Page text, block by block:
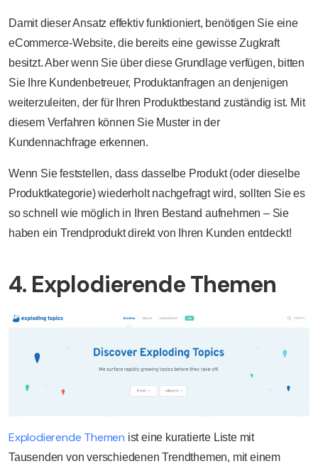
Damit dieser Ansatz effektiv funktioniert, benötigen Sie eine
eCommerce-Website, die bereits eine gewisse Zugkraft
besitzt. Aber wenn Sie über diese Grundlage verfügen, bitten
Sie Ihre Kundenbetreuer, Produktanfragen an denjenigen
weiterzuleiten, der für Ihren Produktbestand zuständig ist. Mit
diesem Verfahren können Sie Muster in der
Kundennachfrage erkennen.
Wenn Sie feststellen, dass dasselbe Produkt (oder dieselbe
Produktkategorie) wiederholt nachgefragt wird, sollten Sie es
so schnell wie möglich in Ihren Bestand aufnehmen – Sie
haben ein Trendprodukt direkt von Ihren Kunden entdeckt!
4. Explodierende Themen
Explodierende Themen ist eine kuratierte Liste mit
Tausenden von verschiedenen Trendthemen, mit einem